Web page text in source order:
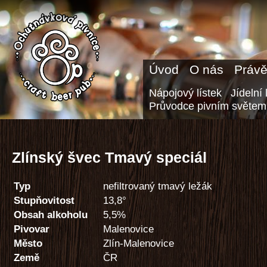
Úvod O nás
Nápojový lístek
Jídelní
Průvodce pivním světem
Zlínský švec Tmavý speciál
Typ
nefiltrovaný tmavý ležák
Stupňovitost
13,8°
Obsah alkoholu
5,5%
Pivovar
Malenovice
Město
Zlín-Malenovice
Země
ČR